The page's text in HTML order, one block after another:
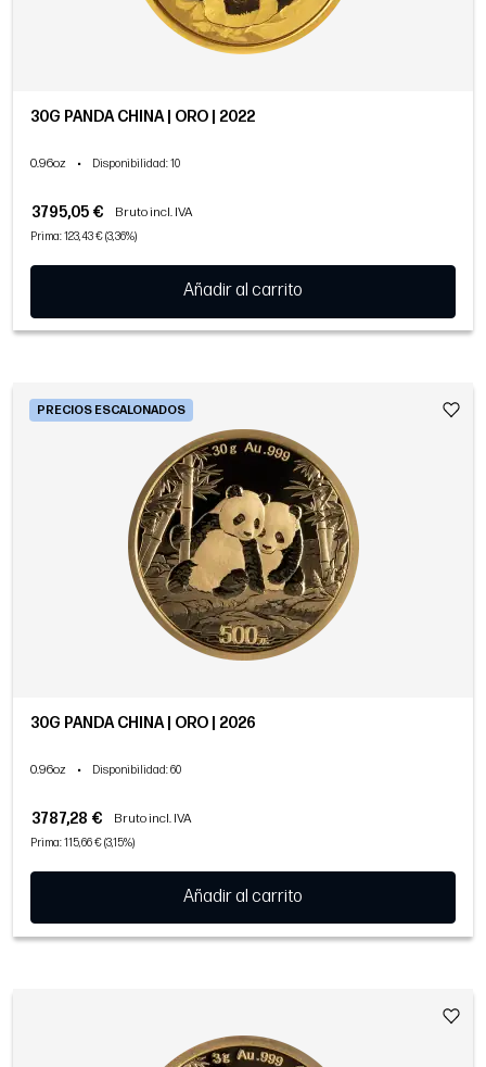
30G PANDA CHINA | ORO | 2022
0.96oz • Disponibilidad: 10
3795,05 € Bruto incl. IVA
Prima: 123,43 € (3,36%)
Añadir al carrito
PRECIOS ESCALONADOS
30G PANDA CHINA | ORO | 2026
0.96oz • Disponibilidad: 60
3787,28 € Bruto incl. IVA
Prima: 115,66 € (3,15%)
Añadir al carrito